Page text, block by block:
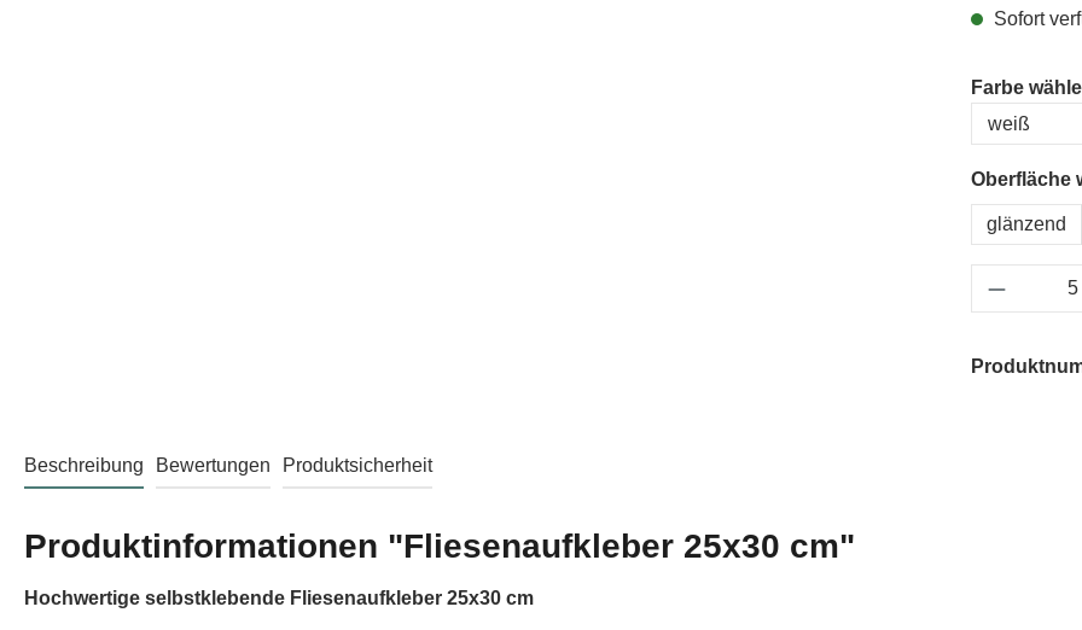
Sofort
Farbe
Oberfläche
glänzend
Beschreibung Bewertungen Produktsicherheit
Produktinformationen "Fliesenaufkleber 25x30 cm"
Hochwertige selbstklebende Fliesenaufkleber 25x30 cm